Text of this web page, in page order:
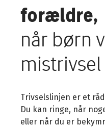
forældre,
når børn
mistrivsel
Trivselslinjen er et
Du kan ringe, når
eller når du er